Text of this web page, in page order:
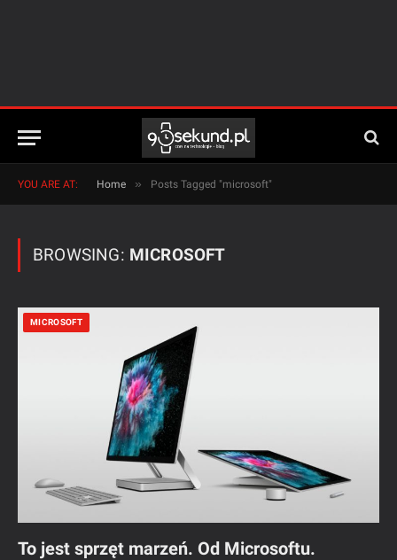
YOU ARE AT: Home » Posts Tagged "microsoft"
BROWSING: MICROSOFT
MICROSOFT
To jest sprzęt marzeń. Od Microsoftu.